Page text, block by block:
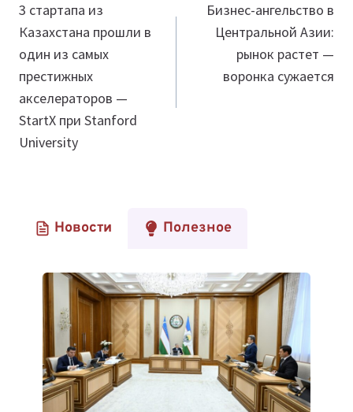
по
записям
3 стартапа из
Казахстана прошли в
один из самых
престижных
акселераторов —
StartX при Stanford
University
Бизнес-ангельство в
Центральной Азии:
рынок растет —
воронка сужается
Новости Полезное